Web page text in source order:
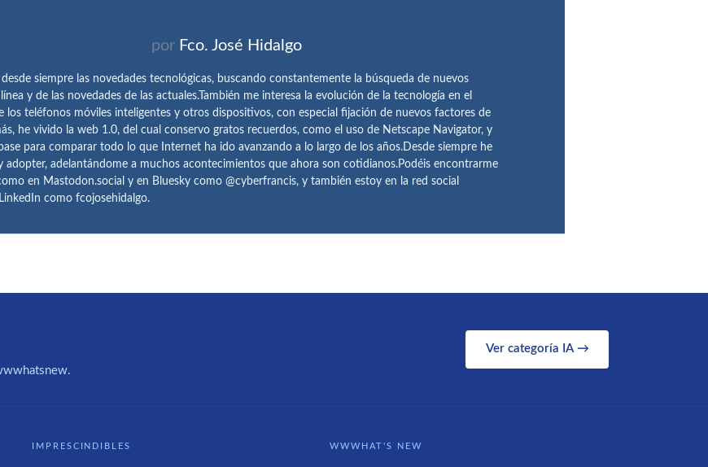
por Fco. José Hidalgo
siempre las novedades tecnológicas, buscando constantemente la búsqueda de nuevos
y de las novedades de las actuales.También me interesa la evolución de la tecnología en el
los teléfonos móviles inteligentes y otros dispositivos, con especial fijación de nuevos factores de
he vivido la web 1.0, del cual conservo gratos recuerdos, como el uso de Netscape Navigator, y
para comparar todo lo que Internet ha ido avanzando a lo largo de los años.Desde siempre he
adopter, adelantándome a muchos acontecimientos que ahora son cotidianos.Podéis encontrarme
en Mastodon.social y en Bluesky como @cyberfrancis, y también estoy en la red social
como fcojosehidalgo.
Ver categoría IA →
IMPRESCINDIBLES WWWHAT'S NEW